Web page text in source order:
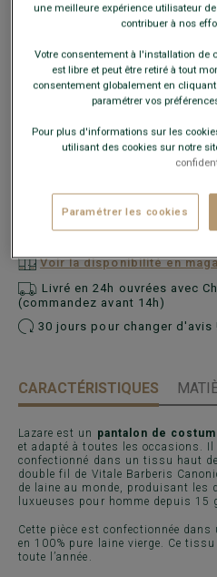
Ce modèle taille petit, choisir
taille
+
Voir la disponibilité en
Livré en 24h ouvrées avec
(commandez avant 14h)
30 jours pour changer d'avis !
CARACTÉRISTIQUES
Lazare est un pantalon de
et adapté à toutes les occasions.
confectionné dans un tissu haut
double fil de Vitale Barberis
de laine au monde, produisant les
luxueuses pour homme depuis 15
Cette pièce est confectionnée
en 100% pure laine vierge. Ce
toute l’année.
une meilleure expérience utilisateur
contribuer à nos
Votre consentement à l'installation de
est libre et peut être retiré à tout
consentement globalement en
paramétrer vos
Pour plus d'informations sur les
utilisant des cookies sur notre
Paramétrer les cookies